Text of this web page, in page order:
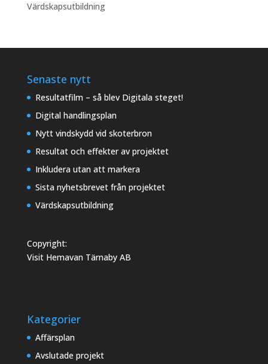
Värdskapsutbildning
Senaste nytt
Resultatfilm – så blev Digitala steget!
Digital handlingsplan
Nytt vindskydd vid skoterbron
Resultat och effekter av projektet
Inkludera utan att markera
Sista nyhetsbrevet från projektet
Värdskapsutbildning
Copyright:
Visit Hemavan Tärnaby AB
Kategorier
Affärsplan
Avslutade projekt